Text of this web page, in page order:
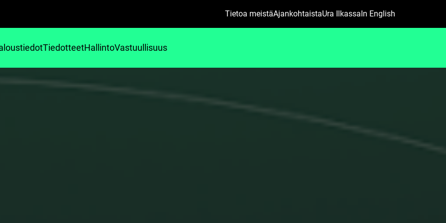
TiedotteetHallintoVastuullisuus
Main
Tietoa meistäAjankohtaistaUra IlkassaIn English